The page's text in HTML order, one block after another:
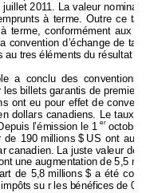
juillet 2011. La valeur nominal
à terme. Outre ce t
terme, conformément aux
a convention d’échange de
au tres éléments du résultat
a conclu des conventions
es billets garantis de premier
ont eu pour effet de convert
dollars canadiens. Le taux
l’émission le 1 er octobre
de 190 millions $ US ont
canadien. La juste valeur des
une augmentation de 5,5
de 5,8 millions $ a été
pôts su r les bénéfices de